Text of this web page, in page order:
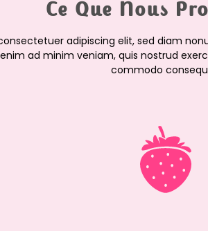
Ce Que Nous
adipiscing elit, sed diam
ad minim veniam, quis nostrud
commodo